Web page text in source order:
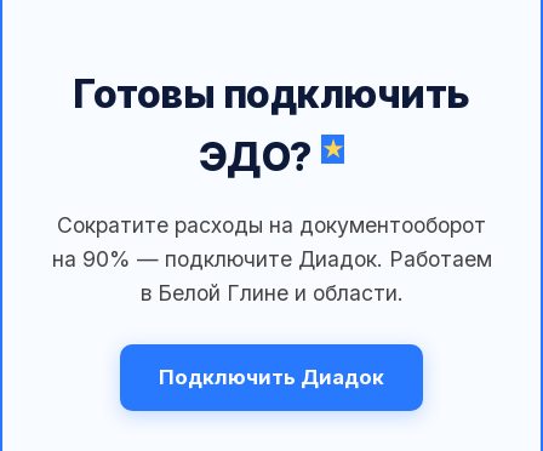
Готовы подключить
ЭДО?
Сократите расходы на документооборот
на 90% — подключите Диадок. Работаем
в Белой Глине и области.
Подключить Диадок